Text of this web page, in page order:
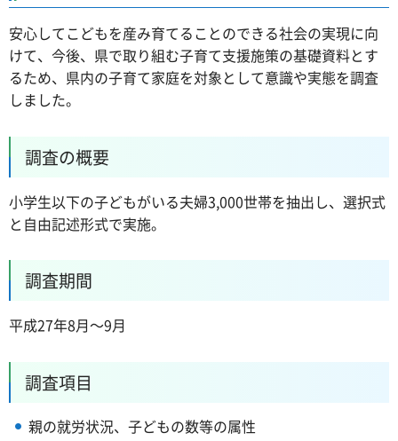
安心してこどもを産み育てることのできる社会の実現に向
けて、今後、県で取り組む子育て支援施策の基礎資料とす
るため、県内の子育て家庭を対象として意識や実態を調査
しました。
調査の概要
小学生以下の子どもがいる夫婦3,000世帯を抽出し、選択式
と自由記述形式で実施。
調査期間
平成27年8月～9月
調査項目
親の就労状況、子どもの数等の属性